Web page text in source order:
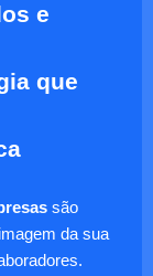
e
que
são
da sua